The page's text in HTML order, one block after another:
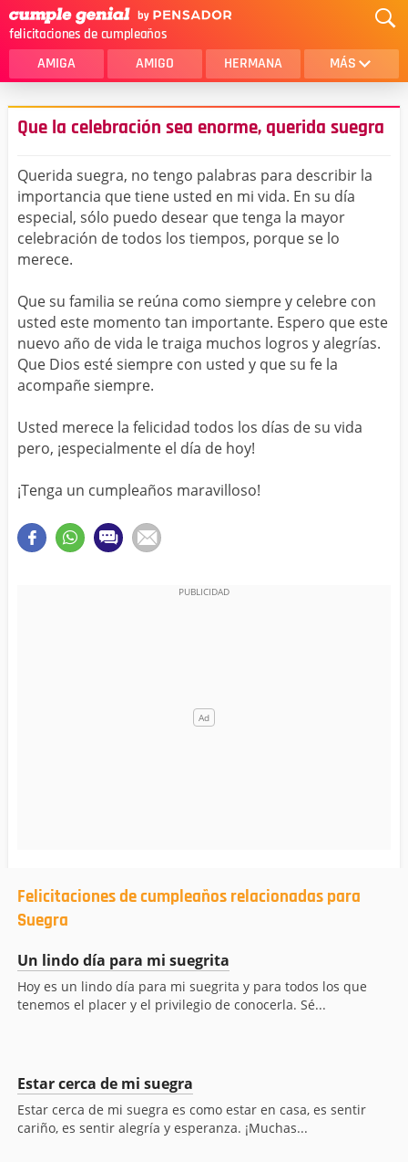
felicitaciones de cumpleaños
AMIGA AMIGO HERMANA MÁS
MAMA
AMOR
SOBRINA
HIJA
HERMANO
HIJO
PAPA
HOMBRE
TIA
CUÑADA
ALGUIEN ESPECIAL
PRIMO
Que la celebración sea enorme, querida suegra
Querida suegra, no tengo palabras para describir la
importancia que tiene usted en mi vida. En su día
especial, sólo puedo desear que tenga la mayor
celebración de todos los tiempos, porque se lo
merece.
Que su familia se reúna como siempre y celebre con
usted este momento tan importante. Espero que este
nuevo año de vida le traiga muchos logros y alegrías.
Que Dios esté siempre con usted y que su fe la
acompañe siempre.
Usted merece la felicidad todos los días de su vida
pero, ¡especialmente el día de hoy!
¡Tenga un cumpleaños maravilloso!
Felicitaciones de cumpleaños relacionadas para
Suegra
Un lindo día para mi suegrita
Hoy es un lindo día para mi suegrita y para todos los que
tenemos el placer y el privilegio de conocerla. Sé...
Estar cerca de mi suegra
Estar cerca de mi suegra es como estar en casa, es sentir
cariño, es sentir alegría y esperanza. ¡Muchas...